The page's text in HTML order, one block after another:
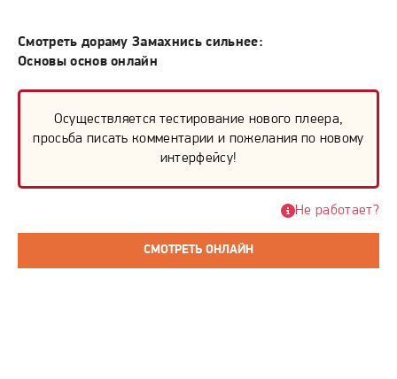
Смотреть дораму Замахнись сильнее:
Основы основ онлайн
Осуществляется тестирование нового плеера,
просьба писать комментарии и пожелания по новому
интерфейсу!
СМОТРЕТЬ ОНЛАЙН
Не работает?